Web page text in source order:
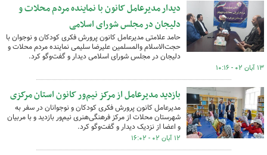
دیدار مدیرعامل کانون با نماینده مردم محلات و
دلیجان در مجلس شورای اسلامی
حامد علامتی مدیرعامل کانون پرورش فکری کودکان و نوجوان با
حجت‌الاسلام والمسلمین علیرضا سلیمی نماینده مردم محلات و
دلیجان در مجلس شورای اسلامی دیدار و گفت‌وگو کرد.
۱۳ آبان ۰۲ - ۱۰:۱۶
بازدید مدیرعامل از مرکز نیم‌ور کانون استان مرکزی
مدیرعامل کانون پرورش فکری کودکان و نوجوانان در سفر به
شهرستان محلات از مرکز فرهنگی‌هنری نیم‌ور بازدید و با مربیان
و اعضا از نزدیک دیدار و گفت‌وگو کرد.
۱۲ آبان ۰۲ - ۱۶:۰۲